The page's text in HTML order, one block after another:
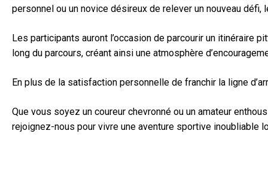
personnel ou un novice désireux de relever un nouveau
Les participants auront l’occasion de parcourir un itinéraire
long du parcours, créant ainsi une atmosphère
En plus de la satisfaction personnelle de franchir la ligne
Que vous soyez un coureur chevronné ou un amateur
rejoignez-nous pour vivre une aventure sportive inoubliable